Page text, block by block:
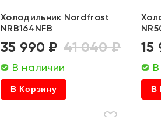
Холодильник Nordfrost
NRB164NFB
35 990 ₽ 41 040 ₽
В наличии
В Корзину
15
В